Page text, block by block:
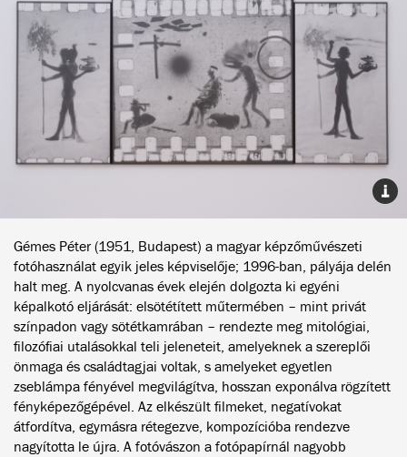
Gémes Péter (1951, Budapest) a magyar képzőművészeti
fotóhasználat egyik jeles képviselője; 1996-ban, pályája delén
halt meg. A nyolcvanas évek elején dolgozta ki egyéni
képalkotó eljárását: elsötétített műtermében – mint privát
színpadon vagy sötétkamrában – rendezte meg mitológiai,
filozófiai utalásokkal teli jeleneteit, amelyeknek a szereplői
önmaga és családtagjai voltak, s amelyeket egyetlen
zseblámpa fényével megvilágítva, hosszan exponálva rögzített
fényképezőgépével. Az elkészült filmeket, negatívokat
átfordítva, egymásra rétegezve, kompozícióba rendezve
nagyította le újra. A fotóvászon a fotópapírnál nagyobb